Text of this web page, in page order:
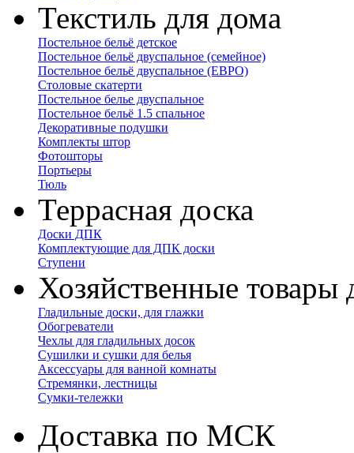
Текстиль для дома
Постельное бельё детское
Постельное бельё двуспальное (семейное)
Постельное бельё двуспальное (ЕВРО)
Столовые скатерти
Постельное белье двуспальное
Постельное бельё 1.5 спальное
Декоративные подушки
Комплекты штор
Фотошторы
Портьеры
Тюль
Террасная доска
Доски ДПК
Комплектующие для ДПК доски
Ступени
Хозяйственные товары
Гладильные доски, для глажки
Обогреватели
Чехлы для гладильных досок
Сушилки и сушки для белья
Аксессуары для ванной комнаты
Стремянки, лестницы
Сумки-тележки
Доставка по МСК